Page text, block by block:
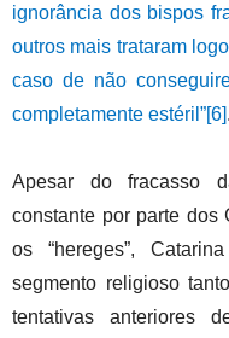
ignorância dos bispos
outros mais trataram
caso de não
completamente estéril”[6].
Apesar do fracasso
constante por parte dos
os “hereges”,
segmento religioso
tentativas anteriores